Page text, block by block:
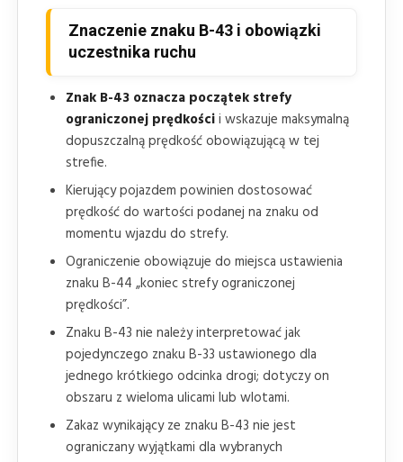
Znaczenie znaku B-43 i obowiązki
uczestnika ruchu
Znak B-43 oznacza początek strefy
ograniczonej prędkościi wskazuje maksymalną
dopuszczalną prędkość obowiązującą w tej
strefie.
Kierujący pojazdem powinien dostosować
prędkość do wartości podanej na znaku od
momentu wjazdu do strefy.
Ograniczenie obowiązuje do miejsca ustawienia
znaku B-44 „koniec strefy ograniczonej
prędkości”.
Znaku B-43 nie należy interpretować jak
pojedynczego znaku B-33 ustawionego dla
jednego krótkiego odcinka drogi; dotyczy on
obszaru z wieloma ulicami lub wlotami.
Zakaz wynikający ze znaku B-43 nie jest
ograniczany wyjątkami dla wybranych